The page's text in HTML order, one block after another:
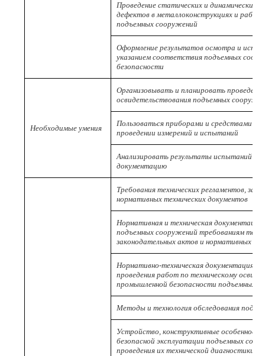
Проведение статических и динамических
дефектов в металлоконструкциях и
подъемных сооружений
Оформление результатов осмотра и
указанием соответствия подъемных
безопасности
Необходимые умения
Организовывать и планировать
освидетельствования подъемных
Пользоваться приборами и средствами
проведении измерений и испытаний
Анализировать результаты испытаний и
документацию
Требования технических регламентов,
нормативных технических документов
Нормативная и техническая
подъемных сооружений требованиям
законодательных актов и нормативных
Нормативно-техническая документация,
проведения работ по техническому
промышленной безопасности подъемных
Методы и технология обследования
Устройство, конструктивные
безопасной эксплуатации подъемных
проведения их технической диагностики